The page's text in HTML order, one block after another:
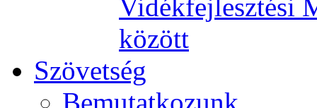
Vidékfejlesztési
között
Szövetség